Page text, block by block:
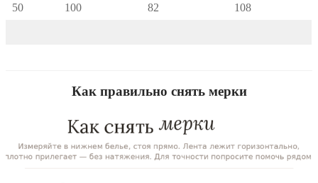
50 100 82 108
Как правильно снять мерки